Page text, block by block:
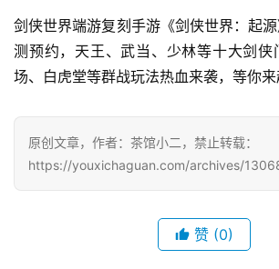
中
文
中
国
剑侠世界端游复刻手游《剑侠世界：起
测预约，天王、武当、少林等十大剑侠
场、白虎堂等群战玩法热血来袭，等你
原创文章，作者：茶馆小二，禁止转载：
https://youxichaguan.com/archives/
赞 (0)